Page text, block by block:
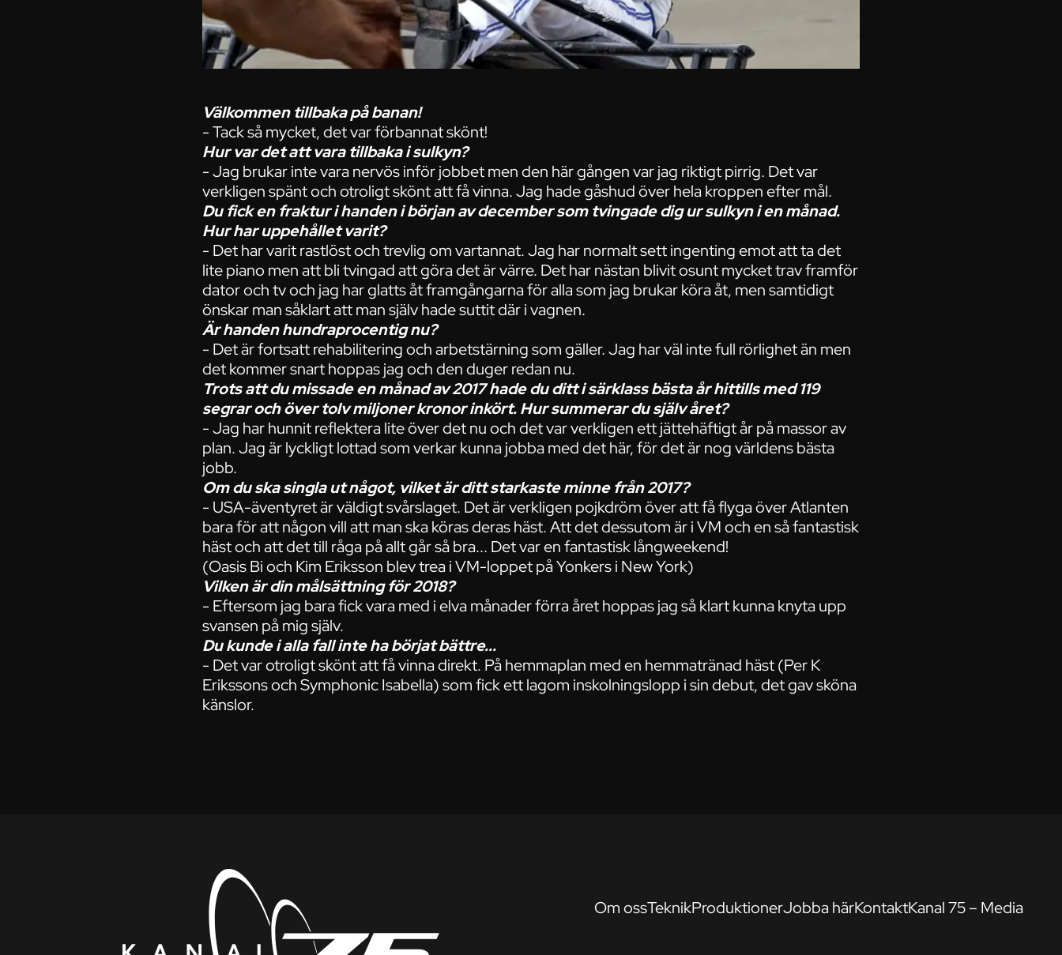
Välkommen tillbaka på banan!
- Tack så mycket, det var förbannat skönt!
Hur var det att vara tillbaka i sulkyn?
- Jag brukar inte vara nervös inför jobbet men den här gången var jag riktigt pirrig. Det var
verkligen spänt och otroligt skönt att få vinna. Jag hade gåshud över hela kroppen efter mål.
Du fick en fraktur i handen i början av december som tvingade dig ur sulkyn i en månad.
Hur har uppehållet varit?
- Det har varit rastlöst och trevlig om vartannat. Jag har normalt sett ingenting emot att ta det
lite piano men att bli tvingad att göra det är värre. Det har nästan blivit osunt mycket trav framför
dator och tv och jag har glatts åt framgångarna för alla som jag brukar köra åt, men samtidigt
önskar man såklart att man själv hade suttit där i vagnen.
Är handen hundraprocentig nu?
- Det är fortsatt rehabilitering och arbetstärning som gäller. Jag har väl inte full rörlighet än men
det kommer snart hoppas jag och den duger redan nu.
Trots att du missade en månad av 2017 hade du ditt i särklass bästa år hittills med 119
segrar och över tolv miljoner kronor inkört. Hur summerar du själv året?
- Jag har hunnit reflektera lite över det nu och det var verkligen ett jättehäftigt år på massor av
plan. Jag är lyckligt lottad som verkar kunna jobba med det här, för det är nog världens bästa
jobb.
Om du ska singla ut något, vilket är ditt starkaste minne från 2017?
- USA-äventyret är väldigt svårslaget. Det är verkligen pojkdröm över att få flyga över Atlanten
bara för att någon vill att man ska köras deras häst. Att det dessutom är i VM och en så fantastisk
häst och att det till råga på allt går så bra... Det var en fantastisk långweekend!
(Oasis Bi och Kim Eriksson blev trea i VM-loppet på Yonkers i New York)
Vilken är din målsättning för 2018?
- Eftersom jag bara fick vara med i elva månader förra året hoppas jag så klart kunna knyta upp
svansen på mig själv.
Du kunde i alla fall inte ha börjat bättre...
- Det var otroligt skönt att få vinna direkt. På hemmaplan med en hemmatränad häst (Per K
Erikssons och Symphonic Isabella) som fick ett lagom inskolningslopp i sin debut, det gav sköna
känslor.
Om ossTeknikProduktionerJobba härKontaktKanal 75 – Media